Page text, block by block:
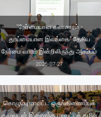
“நேர்மையான கலாசாரம் -
தூய்மையான இலங்கை” தேசிய
நேர்மை வாரம் இன்றிலிருந்து ஆரம்பம்
2026-07-27
கொழும்பு மாவட்ட ஒருங்கிணைப்புக்
குழுவுடன் இணைந்த மாவட்டக் கழிவு